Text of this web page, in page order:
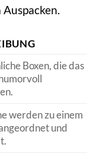
Boxen, die das
werden zu einem
und